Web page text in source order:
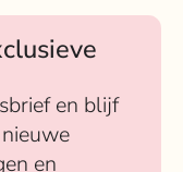
en blijf
en